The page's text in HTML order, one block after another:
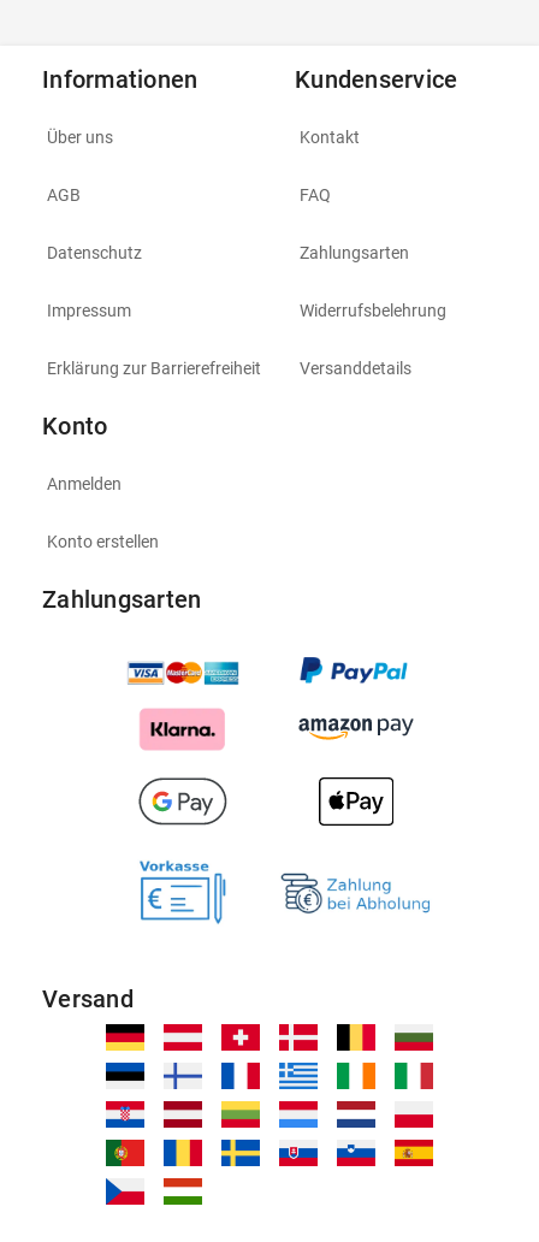
Informationen
Über uns
AGB
Datenschutz
Impressum
Erklärung zur Barrierefreiheit
Kundenservice
Kontakt
FAQ
Zahlungsarten
Widerrufsbelehrung
Versanddetails
Konto
Anmelden
Konto erstellen
Zahlungsarten
Versand